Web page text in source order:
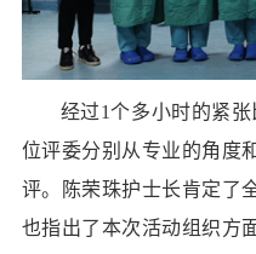
经过1个多小时的紧
位评委分别从专业的角度
评。陈荣珠护士长肯定了
也指出了本次活动组织方